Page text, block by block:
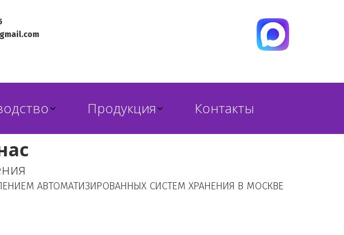
Продукция Контакты
АВТОМАТИЗИРОВАННЫХ СИСТЕМ ХРАНЕНИЯ В МОСКВЕ